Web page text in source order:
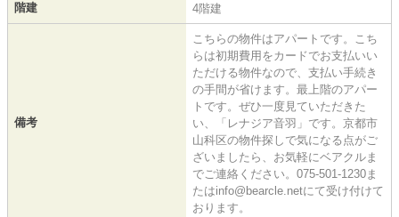
階建 4階建
備考
こちらの物件はアパートです。こち
らは初期費用をカードでお支払いい
ただける物件なので、支払い手続き
の手間が省けます。最上階のアパー
トです。ぜひ一度見ていただきた
い、「レナジア音羽」です。京都市
山科区の物件探しで気になる点がご
ざいましたら、お気軽にベアクルま
でご連絡ください。075-501-1230ま
たはinfo@bearcle.netにて受け付けて
おります。